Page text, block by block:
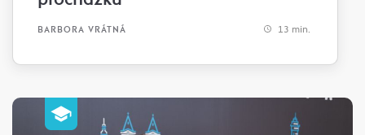
BARBORA VRÁTNÁ 13 min.